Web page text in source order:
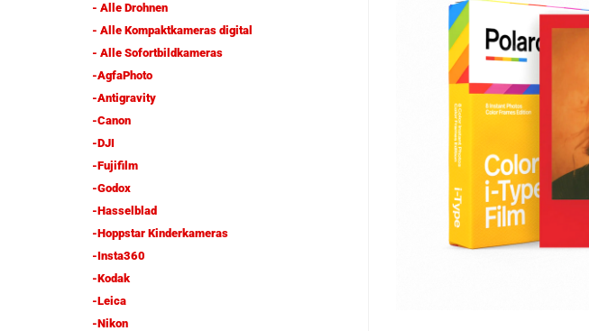
- Alle Drohnen
- Alle Kompaktkameras digital
- Alle Sofortbildkameras
-AgfaPhoto
-Antigravity
-Canon
-DJI
-Fujifilm
-Godox
-Hasselblad
-Hoppstar Kinderkameras
-Insta360
-Kodak
-Leica
-Nikon